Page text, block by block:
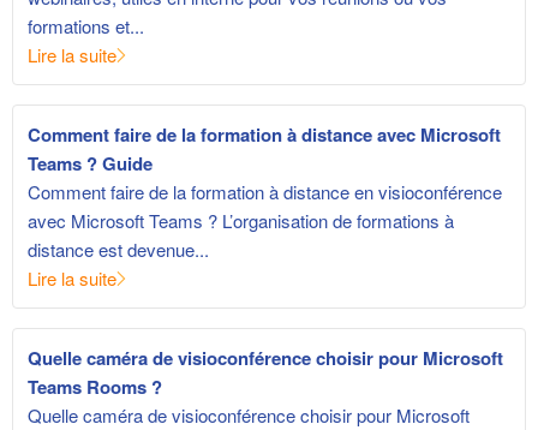
formations et...
Lire la suite
Comment faire de la formation à distance avec Microsoft
Teams ? Guide
Comment faire de la formation à distance en visioconférence
avec Microsoft Teams ? L’organisation de formations à
distance est devenue...
Lire la suite
Quelle caméra de visioconférence choisir pour Microsoft
Teams Rooms ?
Quelle caméra de visioconférence choisir pour Microsoft